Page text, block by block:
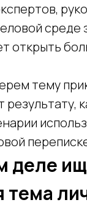
открыть
тему
деле
тема